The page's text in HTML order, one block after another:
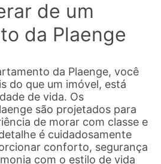
de um
da Plaenge
da Plaenge, você
do que um imóvel, está
de vida. Os
são projetados para
de morar com classe e
é cuidadosamente
conforto, segurança
com o estilo de vida